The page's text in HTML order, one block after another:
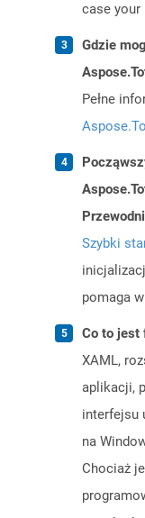
case your
Gdzie
Pełne
Szybki
pomaga
Co to jest
XAML,
aplikacji,
interfejsu
na
Chociaż